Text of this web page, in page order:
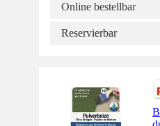
Online bestellbar
Reservierbar